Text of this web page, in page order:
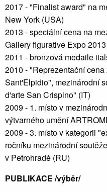
2017 - "Finalist award" na
New York (USA)
2013 - speciální cena na
Gallery figurative Expo 2013
2011 - bronzová medaile
2010 - "Reprezentační
Sant'Elpidio", mezinárodní
d'arte San Crispino" (IT)
2009 - 1. místo v
výtvarného umění
2009 - 3. místo v kategorii
ročníku mezinárodní
v Petrohradě (RU)
PUBLIKACE /výběr/